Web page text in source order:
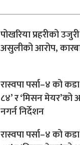
पोखरिया प्रहरीको
असुलीको आरोप,
रास्वपा पर्सा–४ को
८४’ र ‘मिसन मेयर’को
नगर्न निर्देशन
रास्वपा पर्सा–४ को